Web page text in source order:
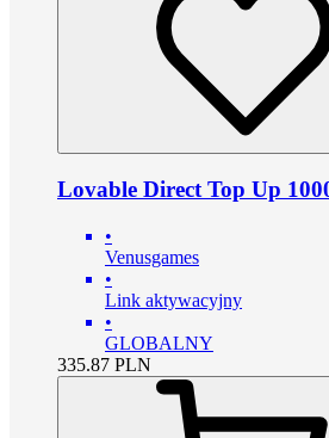
Lovable Direct Top Up
•
Venusgames
•
Link aktywacyjny
•
GLOBALNY
335.87 PLN